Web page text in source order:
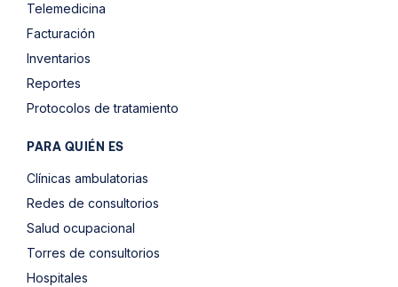
Telemedicina
Facturación
Inventarios
Reportes
Protocolos de tratamiento
PARA QUIÉN ES
Clínicas ambulatorias
Redes de consultorios
Salud ocupacional
Torres de consultorios
Hospitales